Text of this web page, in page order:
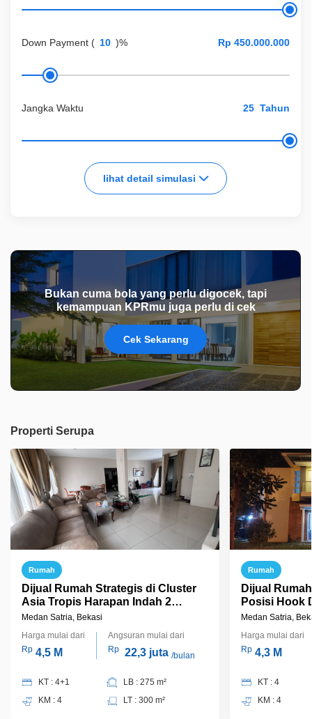
Down Payment ( )%
Jangka Waktu Tahun
lihat detail simulasi
Bukan cuma bola yang perlu digocek, tapi
kemampuan KPRmu juga perlu di cek
Cek Sekarang
Properti Serupa
Rumah
Dijual Rumah Strategis di Cluster
Asia Tropis Harapan Indah 2
Bekasi
Medan Satria, Bekasi
Harga mulai dari
Rp 4,5 M
Angsuran mulai dari
Rp 22,3 juta /bulan
KT : 4+1
KM : 4
LB : 275 m²
LT : 300 m²
Rumah
Dijual
Posisi Hook
Harapan
Medan Satria,
Harga mulai dari
Rp 4,3 M
KT : 4
KM : 4